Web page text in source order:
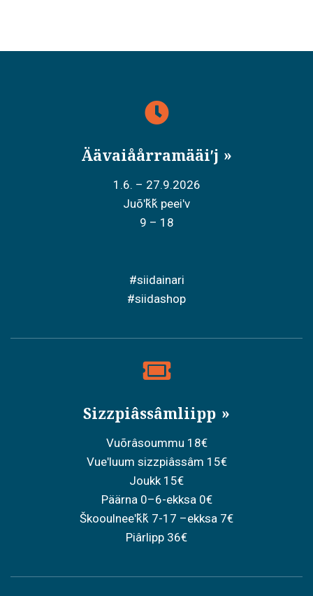
Äävaiåårramääiʹj
1.6. – 27.9.2026
Juõʹǩǩ peeiʹv
9 – 18
#siidainari
#siidashop
Sizzpiâssâmliipp
Vuõrâsoummu 18€
Vueʹluum sizzpiâssâm 15€
Joukk 15€
Päärna 0–6-ekksa 0€
Škooulneeʹǩǩ 7-17 –ekksa 7€
Piârlipp 36€